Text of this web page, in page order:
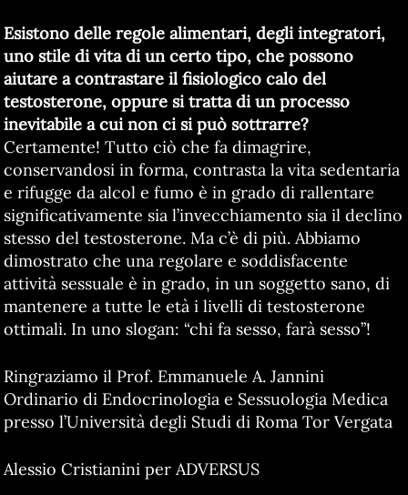
Esistono delle regole alimentari, degli integratori,
uno stile di vita di un certo tipo, che possono
aiutare a contrastare il fisiologico calo del
testosterone, oppure si tratta di un processo
inevitabile a cui non ci si può sottrarre?
Certamente! Tutto ciò che fa dimagrire,
conservandosi in forma, contrasta la vita sedentaria
e rifugge da alcol e fumo è in grado di rallentare
significativamente sia l’invecchiamento sia il declino
stesso del testosterone. Ma c’è di più. Abbiamo
dimostrato che una regolare e soddisfacente
attività sessuale è in grado, in un soggetto sano, di
mantenere a tutte le età i livelli di testosterone
ottimali. In uno slogan: “chi fa sesso, farà sesso”!
Ringraziamo il Prof. Emmanuele A. Jannini
Ordinario di Endocrinologia e Sessuologia Medica
presso l’Università degli Studi di Roma Tor Vergata
Alessio Cristianini per ADVERSUS